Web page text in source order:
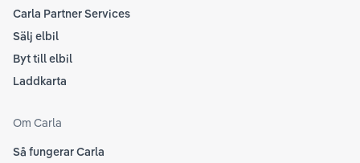
Carla Partner Services
Sälj elbil
Byt till elbil
Laddkarta
Om Carla
Så fungerar Carla